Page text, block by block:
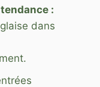
:
dans